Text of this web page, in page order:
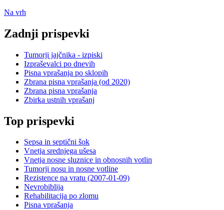
Na vrh
Zadnji prispevki
Tumorji jajčnika - izpiski
Izpraševalci po dnevih
Pisna vprašanja po sklopih
Zbrana pisna vprašanja (od 2020)
Zbrana pisna vprašanja
Zbirka ustnih vprašanj
Top prispevki
Sepsa in septični šok
Vnetja srednjega ušesa
Vnetja nosne sluznice in obnosnih votlin
Tumorji nosu in nosne votline
Rezistence na vratu (2007-01-09)
Nevrobiblija
Rehabilitacija po zlomu
Pisna vprašanja